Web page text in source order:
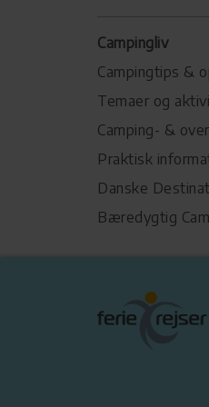
Campingliv
Campingtips &
Temaer og
Camping- &
Praktisk
Danske
Bæredygtig